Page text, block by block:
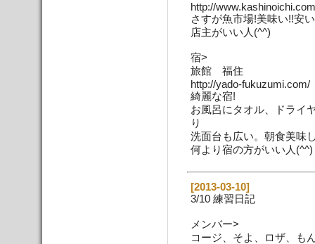
http://
さすが魚市場!美味い!!安
店主がいい人(^^)
宿>
旅館 福住
http://yado-fukuzumi.com/
綺麗な宿!
お風呂にタオル、ドライ
り
洗面台も広い。朝食美味
何より宿の方がいい人(^^)
[2013-03-10]
3/10 練習日記
メンバー>
コージ、そよ、ロザ、も